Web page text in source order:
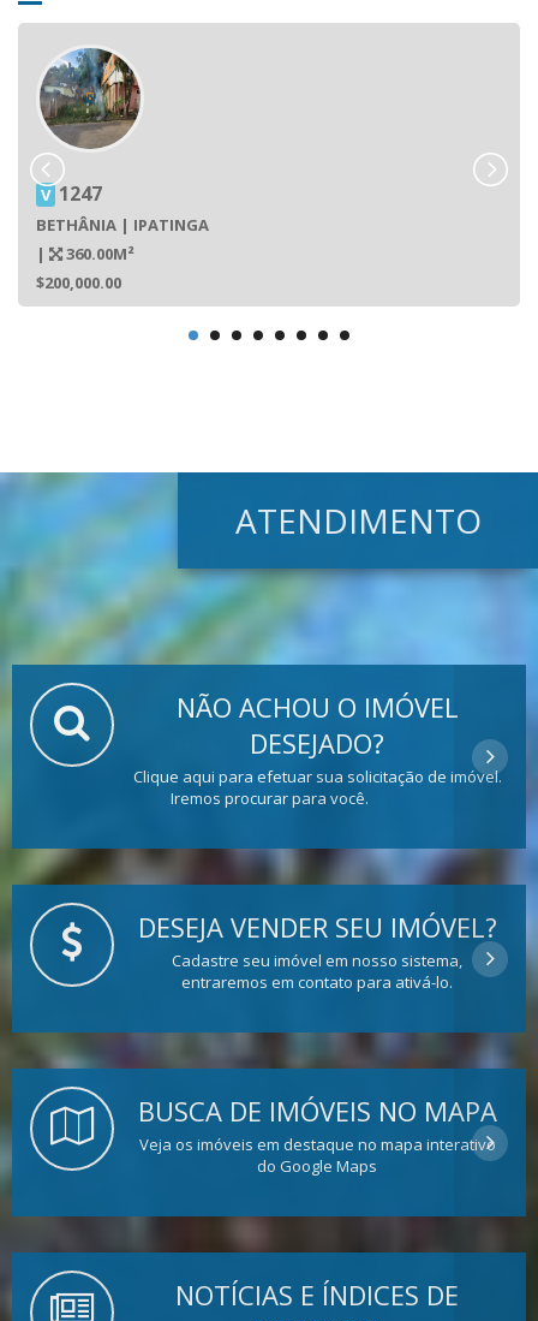
V 1247
BETHÂNIA | IPATINGA
|
360.00M²
$200,000.00
ATENDIMENTO
NÃO ACHOU O IMÓVEL
DESEJADO?
Clique aqui para efetuar sua solicitação de imóvel.
Iremos procurar para você.
DESEJA VENDER SEU IMÓVEL?
Cadastre seu imóvel em nosso sistema,
entraremos em contato para ativá-lo.
BUSCA DE IMÓVEIS NO MAPA
Veja os imóveis em destaque no mapa interativo
do Google Maps
NOTÍCIAS E ÍNDICES DE